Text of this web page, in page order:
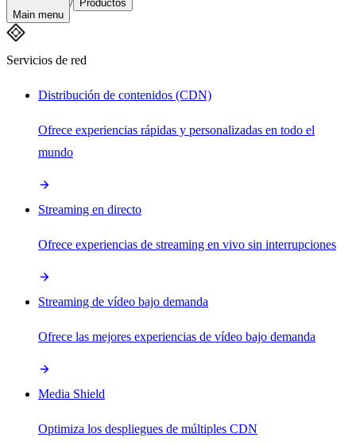
Main menu
Productos
Servicios de red
Distribución de contenidos (CDN)
Ofrece experiencias rápidas y personalizadas en todo el
mundo
Streaming en directo
Ofrece experiencias de streaming en vivo sin interrupciones
Streaming de vídeo bajo demanda
Ofrece las mejores experiencias de vídeo bajo demanda
Media Shield
Optimiza los despliegues de múltiples CDN